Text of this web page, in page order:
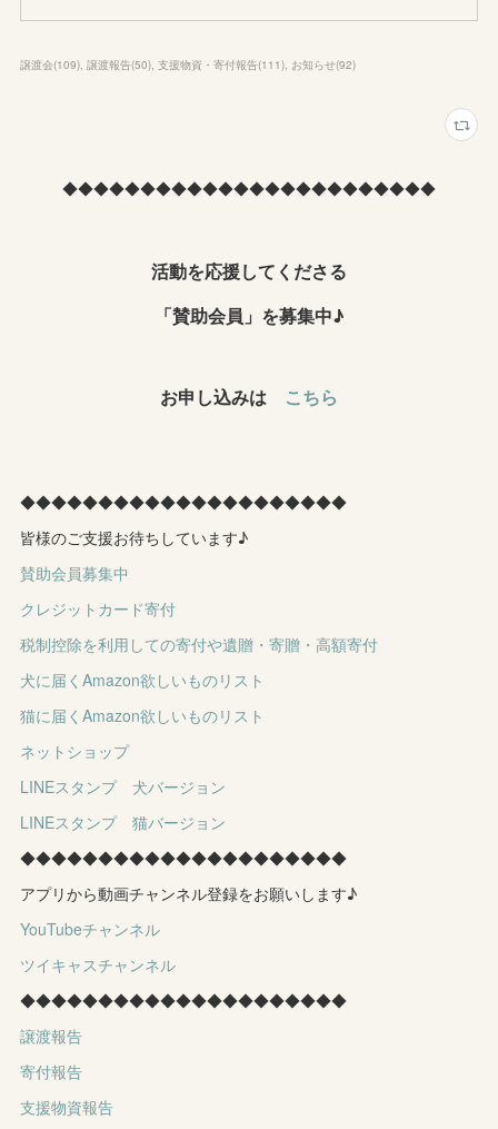
譲渡会(109) 譲渡報告(50) 支援物資・寄付報告(111) お知らせ(92)
◆◆◆◆◆◆◆◆◆◆◆◆◆◆◆◆◆◆◆◆◆◆◆◆
活動を応援してくださる
「賛助会員」を募集中♪
お申し込みは こちら
◆◆◆◆◆◆◆◆◆◆◆◆◆◆◆◆◆◆◆◆◆
皆様のご支援お待ちしています♪
賛助会員募集中
クレジットカード寄付
税制控除を利用しての寄付や遺贈・寄贈・高額寄付
犬に届くAmazon欲しいものリスト
猫に届くAmazon欲しいものリスト
ネットショップ
LINEスタンプ 犬バージョン
LINEスタンプ 猫バージョン
◆◆◆◆◆◆◆◆◆◆◆◆◆◆◆◆◆◆◆◆◆
アプリから動画チャンネル登録をお願いします♪
YouTubeチャンネル
ツイキャスチャンネル
◆◆◆◆◆◆◆◆◆◆◆◆◆◆◆◆◆◆◆◆◆
譲渡報告
寄付報告
支援物資報告